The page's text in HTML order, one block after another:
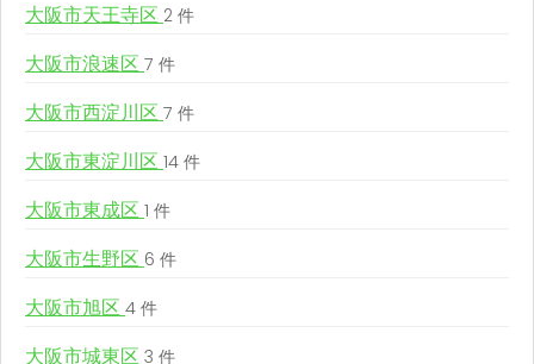
大阪市天王寺区 2 件
大阪市浪速区 7 件
大阪市西淀川区 7 件
大阪市東淀川区 14 件
大阪市東成区 1 件
大阪市生野区 6 件
大阪市旭区 4 件
大阪市城東区 3 件